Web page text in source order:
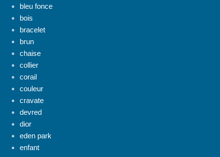
bleu fonce
bois
bracelet
brun
chaise
collier
corail
couleur
cravate
devred
dior
eden park
enfant